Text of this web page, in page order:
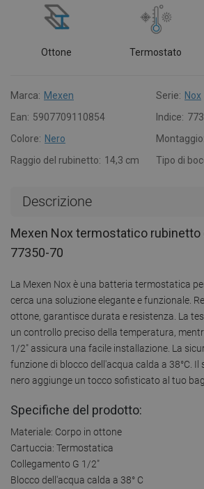
Ottone Termostato
Marca: Mexen Serie: Nox
Ean: 5907709110854 Indice:
Colore: Nero Montaggio:
Raggio del rubinetto: 14,3 cm Tipo di
Descrizione
Mexen Nox termostatico rubinetto
77350-70
La Mexen Nox è una batteria termostatica
cerca una soluzione elegante e funzionale.
ottone, garantisce durata e resistenza. La
un controllo preciso della temperatura,
1/2" assicura una facile installazione. La
funzione di blocco dell'acqua calda a 38°C. Il
nero aggiunge un tocco sofisticato al tuo
Specifiche del prodotto:
Materiale: Corpo in ottone
Cartuccia: Termostatica
Collegamento G 1/2"
Blocco dell'acqua calda a 38° C